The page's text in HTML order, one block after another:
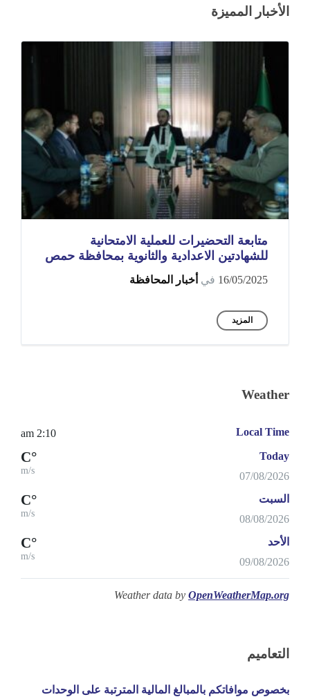
الأخبار المميزة
متابعة التحضيرات للعملية الامتحانية
للشهادتين الاعدادية والثانوية بمحافظة حمص
16/05/2025 في أخبار المحافظة
المزيد
Weather
Local Time
2:10 am
Today
07/08/2026
°C
m/s
السبت
08/08/2026
°C
m/s
الأحد
09/08/2026
°C
m/s
Weather data by OpenWeatherMap.org
التعاميم
بخصوص موافاتكم بالمبالغ المالية المترتبة على الوحدات